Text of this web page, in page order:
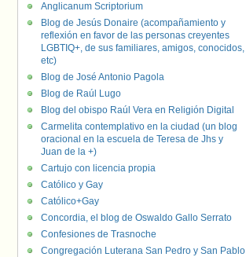
Anglicanum Scriptorium
Blog de Jesús Donaire (acompañamiento y
reflexión en favor de las personas creyentes
LGBTIQ+, de sus familiares, amigos, conocidos,
etc)
Blog de José Antonio Pagola
Blog de Raúl Lugo
Blog del obispo Raúl Vera en Religión Digital
Carmelita contemplativo en la ciudad (un blog
oracional en la escuela de Teresa de Jhs y
Juan de la +)
Cartujo con licencia propia
Católico y Gay
Católico+Gay
Concordia, el blog de Oswaldo Gallo Serrato
Confesiones de Trasnoche
Congregación Luterana San Pedro y San Pablo